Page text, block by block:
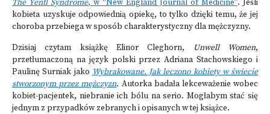
The Yentl Syndrome, w “New England Journal of Medicine”. Jeśli
kobieta uzyskuje odpowiednią opiekę, to tylko dzięki temu, że jej
choroba przebiega w sposób charakterystyczny dla mężczyzny.
Dzisiaj czytam książkę Elinor Cleghorn, Unwell Women,
przetłumaczoną na język polski przez Adriana Stachowskiego i
Paulinę Surniak jako Wybrakowane. Jak leczono kobiety w świecie
stworzonym przez mężczyzn. Autorka badała lekceważenie wobec
kobiet-pacjentek, niebranie ich bólu na serio. Mogłabym stać się
jednym z przypadków zebranych i opisanych w tej książce.